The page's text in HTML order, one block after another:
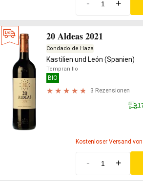
- +
20 Aldeas 2021
Condado de Haza
Kastilien und León (Spanien)
Tempranillo
BIO
3 Rezensionen
Kostenloser Versand von
- +